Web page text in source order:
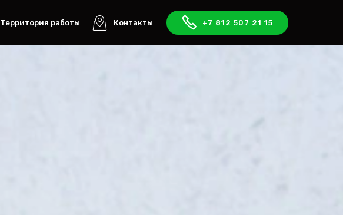
Территория работы Контакты +7 812 507 21 15